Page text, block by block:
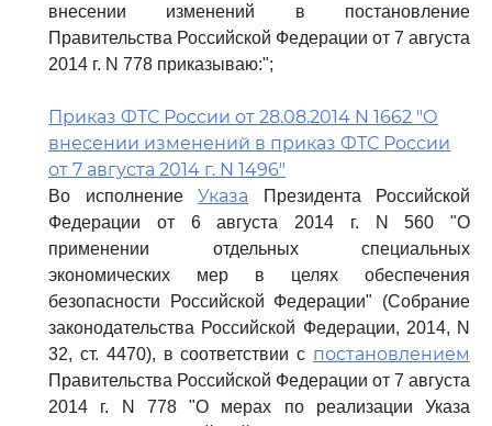
внесении изменений в постановление
Правительства Российской Федерации от 7 августа
2014 г. N 778 приказываю:";
Приказ ФТС России от 28.08.2014 N 1662 "О
внесении изменений в приказ ФТС России
от 7 августа 2014 г. N 1496"
Во исполнение Указа Президента Российской
Федерации от 6 августа 2014 г. N 560 "О
применении отдельных специальных
экономических мер в целях обеспечения
безопасности Российской Федерации" (Собрание
законодательства Российской Федерации, 2014, N
32, ст. 4470), в соответствии с постановлением
Правительства Российской Федерации от 7 августа
2014 г. N 778 "О мерах по реализации Указа